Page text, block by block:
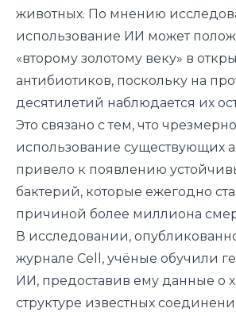
животных. По мнению
использование ИИ может
«второму золотому веку» в
антибиотиков, поскольку на
десятилетий наблюдается их
Это связано с тем, что
использование существующих
привело к появлению
бактерий, которые ежегодно
причиной более миллиона
В исследовании,
журнале Cell , учёные обучили
ИИ, предоставив ему данные о
структуре известных